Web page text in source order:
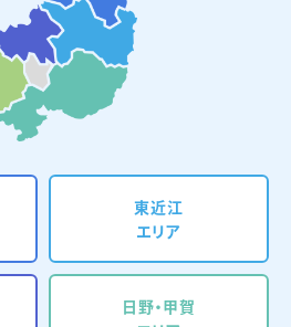
東近江
エリア
日野・甲賀